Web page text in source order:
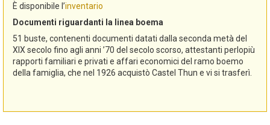
È disponibile l’inventario
Documenti riguardanti la linea boema
51 buste, contenenti documenti datati dalla seconda metà del
XIX secolo fino agli anni ’70 del secolo scorso, attestanti perlopiù
rapporti familiari e privati e affari economici del ramo boemo
della famiglia, che nel 1926 acquistò Castel Thun e vi si trasferì.